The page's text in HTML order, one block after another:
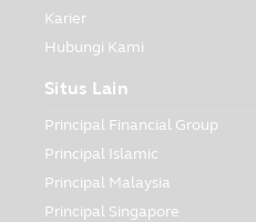
Karier
Hubungi Kami
Situs Lain
Principal Financial Group
Principal Islamic
Principal Malaysia
Principal Singapore